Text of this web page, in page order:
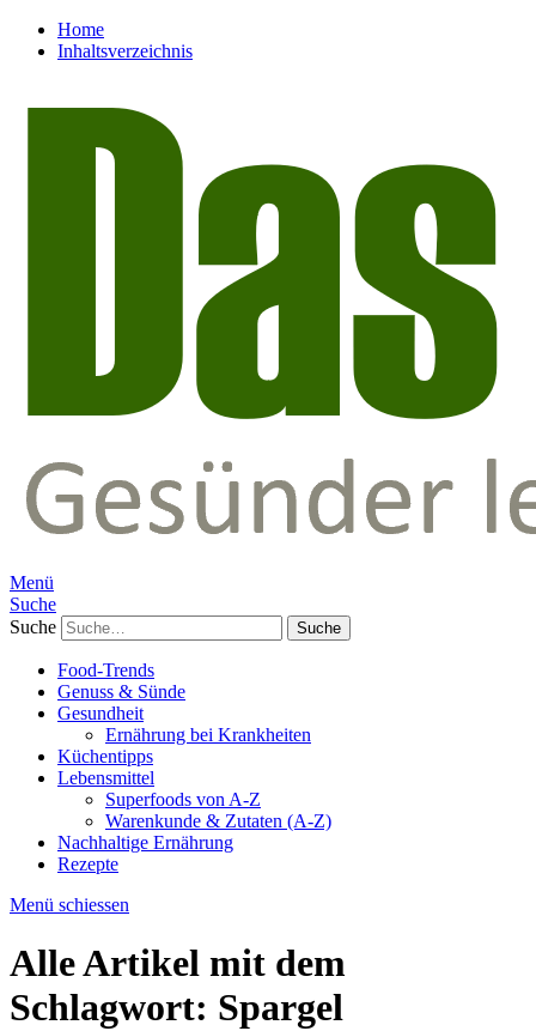
Home
Inhaltsverzeichnis
Menü
Suche
Suche
Food-Trends
Genuss & Sünde
Gesundheit
Ernährung bei Krankheiten
Küchentipps
Lebensmittel
Superfoods von A-Z
Warenkunde & Zutaten (A-Z)
Nachhaltige Ernährung
Rezepte
Menü schiessen
Alle Artikel mit dem
Schlagwort: Spargel